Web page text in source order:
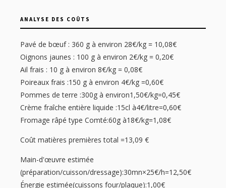
ANALYSE DES COÛTS
Pavé de bœuf : 360 g à environ 28€/kg = 10,08€
Oignons jaunes : 100 g à environ 2€/kg = 0,20€
Ail frais : 10 g à environ 8€/kg = 0,08€
Poireaux frais :150 g à environ 4€/kg =0,60€
Pommes de terre :300g à environ1,50€/kg=0,45€
Crème fraîche entière liquide :15cl à4€/litre=0,60€
Fromage râpé type Comté:60g à18€/kg=1,08€
Coût matières premières total =13,09 €
Main-d'œuvre estimée
(préparation/cuisson/dressage):30mn×25€/h=12,50€
Énergie estimée(cuissons four/plaque):1,00€